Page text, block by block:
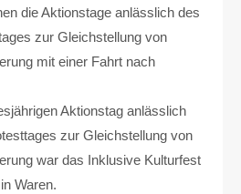
die Aktionstage anlässlich des
zur Gleichstellung von
mit einer Fahrt nach
Aktionstag anlässlich
zur Gleichstellung von
war das Inklusive Kulturfest
Waren.